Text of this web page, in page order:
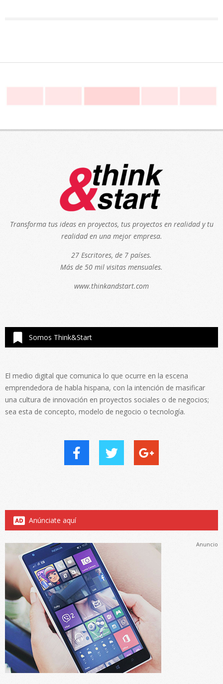
Transforma tus ideas en proyectos, tus proyectos en realidad y tu
realidad en una mejor empresa.
27 Escritores, de 7 países.
Más de 50 mil visitas mensuales.
www.thinkandstart.com
Somos Think&Start
El medio digital que comunica lo que ocurre en la escena
emprendedora de habla hispana, con la intención de masificar
una cultura de innovación en proyectos sociales o de negocios;
sea esta de concepto, modelo de negocio o tecnología.
Anúnciate aquí
Anuncio